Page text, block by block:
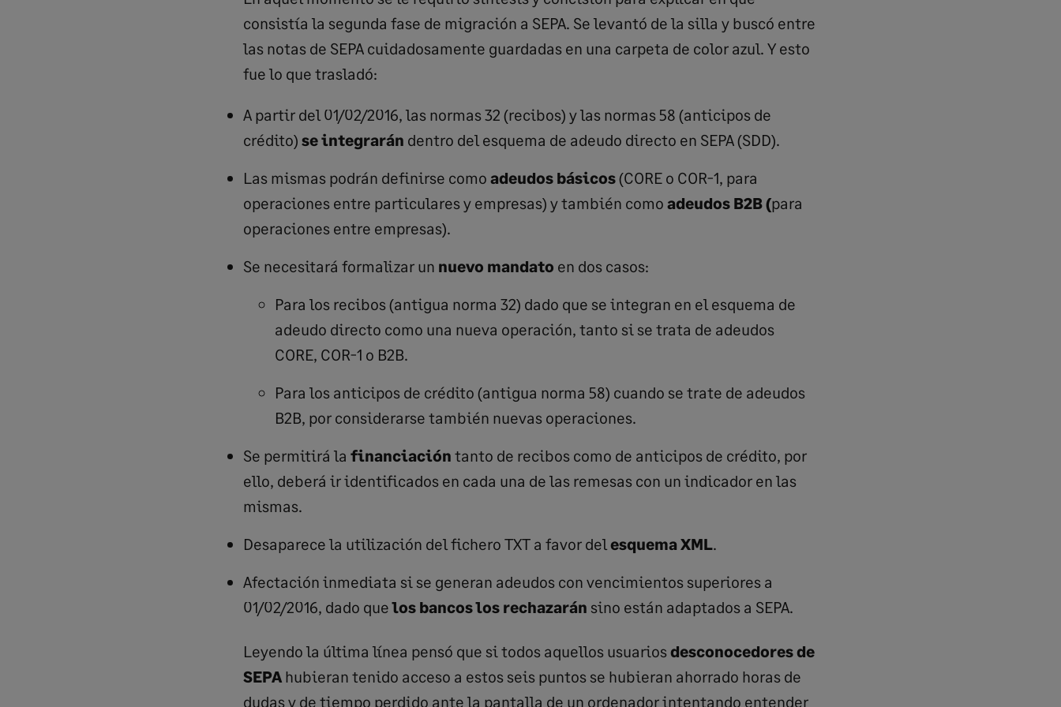
consistía la segunda fase de migración a SEPA. Se levantó de la silla y buscó entre
las notas de SEPA cuidadosamente guardadas en una carpeta de color azul. Y esto
fue lo que trasladó:
A partir del 01/02/2016, las normas 32 (recibos) y las normas 58 (anticipos de
crédito) se integrarán dentro del esquema de adeudo directo en SEPA (SDD).
Las mismas podrán definirse como adeudos básicos(CORE o COR-1, para
operaciones entre particulares y empresas) y también como adeudos B2B (para
operaciones entre empresas).
Se necesitará formalizar un nuevo mandato en dos casos:
Para los recibos (antigua norma 32) dado que se integran en el esquema de
adeudo directo como una nueva operación, tanto si se trata de adeudos
CORE, COR-1 o B2B.
Para los anticipos de crédito (antigua norma 58) cuando se trate de adeudos
B2B, por considerarse también nuevas operaciones.
Se permitirá la financiación tanto de recibos como de anticipos de crédito, por
ello, deberá ir identificados en cada una de las remesas con un indicador en las
mismas.
Desaparece la utilización del fichero TXT a favor delesquema XML.
Afectación inmediata si se generan adeudos con vencimientos superiores a
01/02/2016, dado quelos bancos los rechazarán sino están adaptados a SEPA.
Leyendo la última línea pensó que si todos aquellos usuariosdesconocedores de
SEPAhubieran tenido acceso a estos seis puntos se hubieran ahorrado horas de
dudas y de tiempo perdido ante la pantalla de un ordenador intentando entender